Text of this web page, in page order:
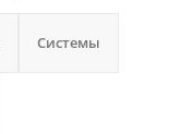
Системы